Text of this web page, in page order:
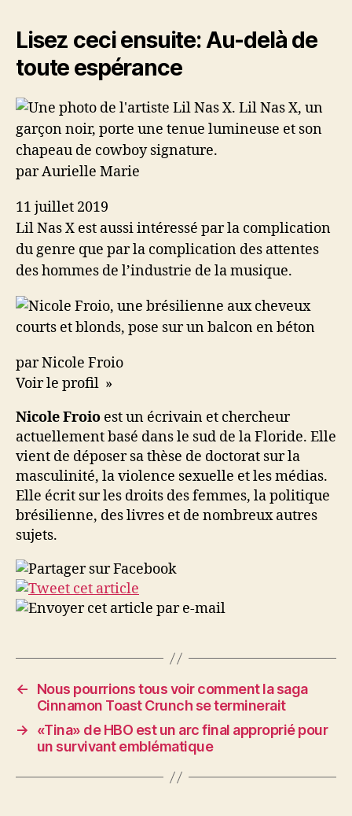
Lisez ceci ensuite:Au-delà de
toute espérance
par Aurielle Marie
11 juillet 2019
Lil Nas X est aussi intéressé par la complication
du genre que par la complication des attentes
des hommes de l’industrie de la musique.
par Nicole Froio
Voir le profil »
Nicole Froio est un écrivain et chercheur
actuellement basé dans le sud de la Floride. Elle
vient de déposer sa thèse de doctorat sur la
masculinité, la violence sexuelle et les médias.
Elle écrit sur les droits des femmes, la politique
brésilienne, des livres et de nombreux autres
sujets.
←
Nous pourrions tous voir comment la saga
Cinnamon Toast Crunch se terminerait
→
«Tina» de HBO est un arc final approprié pour
un survivant emblématique